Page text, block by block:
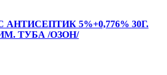
5%+0,776% 30Г.
ТУБА /ОЗОН/